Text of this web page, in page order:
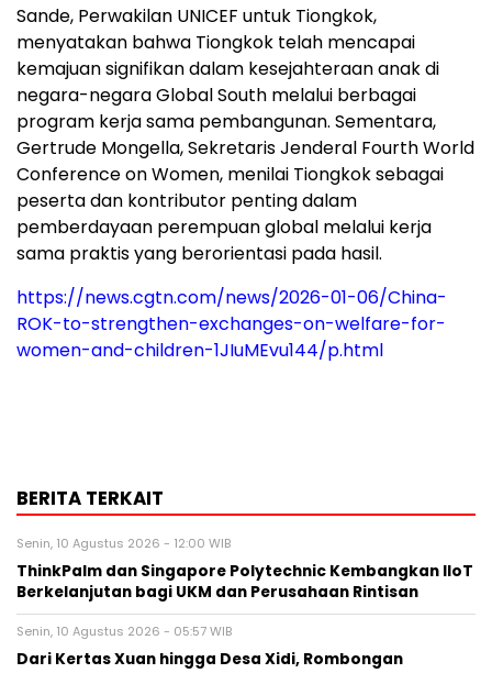
Sande, Perwakilan UNICEF untuk Tiongkok,
menyatakan bahwa Tiongkok telah mencapai
kemajuan signifikan dalam kesejahteraan anak di
negara-negara Global South melalui berbagai
program kerja sama pembangunan. Sementara,
Gertrude Mongella, Sekretaris Jenderal Fourth World
Conference on Women, menilai Tiongkok sebagai
peserta dan kontributor penting dalam
pemberdayaan perempuan global melalui kerja
sama praktis yang berorientasi pada hasil.
https://news.cgtn.com/news/2026-01-06/China-
ROK-to-strengthen-exchanges-on-welfare-for-
women-and-children-1JIuMEvu144/p.html
BERITA TERKAIT
Senin, 10 Agustus 2026 - 12:00 WIB
ThinkPalm dan Singapore Polytechnic Kembangkan IIoT
Berkelanjutan bagi UKM dan Perusahaan Rintisan
Senin, 10 Agustus 2026 - 05:57 WIB
Dari Kertas Xuan hingga Desa Xidi, Rombongan